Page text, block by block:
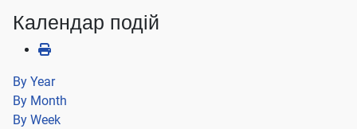
Календар подій
By Year
By Month
By Week